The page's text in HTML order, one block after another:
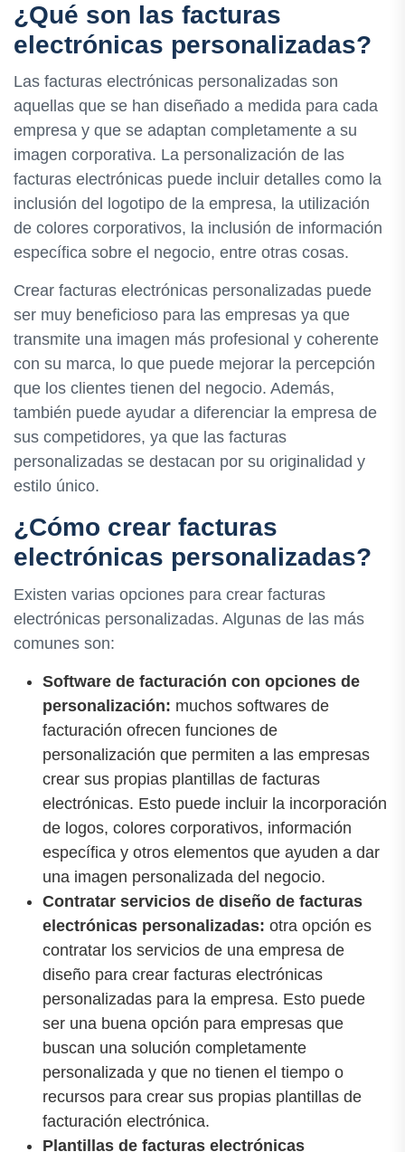
¿Qué son las facturas
electrónicas personalizadas?
Las facturas electrónicas personalizadas son
aquellas que se han diseñado a medida para cada
empresa y que se adaptan completamente a su
imagen corporativa. La personalización de las
facturas electrónicas puede incluir detalles como la
inclusión del logotipo de la empresa, la utilización
de colores corporativos, la inclusión de información
específica sobre el negocio, entre otras cosas.
Crear facturas electrónicas personalizadas puede
ser muy beneficioso para las empresas ya que
transmite una imagen más profesional y coherente
con su marca, lo que puede mejorar la percepción
que los clientes tienen del negocio. Además,
también puede ayudar a diferenciar la empresa de
sus competidores, ya que las facturas
personalizadas se destacan por su originalidad y
estilo único.
¿Cómo crear facturas
electrónicas personalizadas?
Existen varias opciones para crear facturas
electrónicas personalizadas. Algunas de las más
comunes son:
Software de facturación con opciones de
personalización: muchos softwares de
facturación ofrecen funciones de
personalización que permiten a las empresas
crear sus propias plantillas de facturas
electrónicas. Esto puede incluir la incorporación
de logos, colores corporativos, información
específica y otros elementos que ayuden a dar
una imagen personalizada del negocio.
Contratar servicios de diseño de facturas
electrónicas personalizadas: otra opción es
contratar los servicios de una empresa de
diseño para crear facturas electrónicas
personalizadas para la empresa. Esto puede
ser una buena opción para empresas que
buscan una solución completamente
personalizada y que no tienen el tiempo o
recursos para crear sus propias plantillas de
facturación electrónica.
Plantillas de facturas electrónicas